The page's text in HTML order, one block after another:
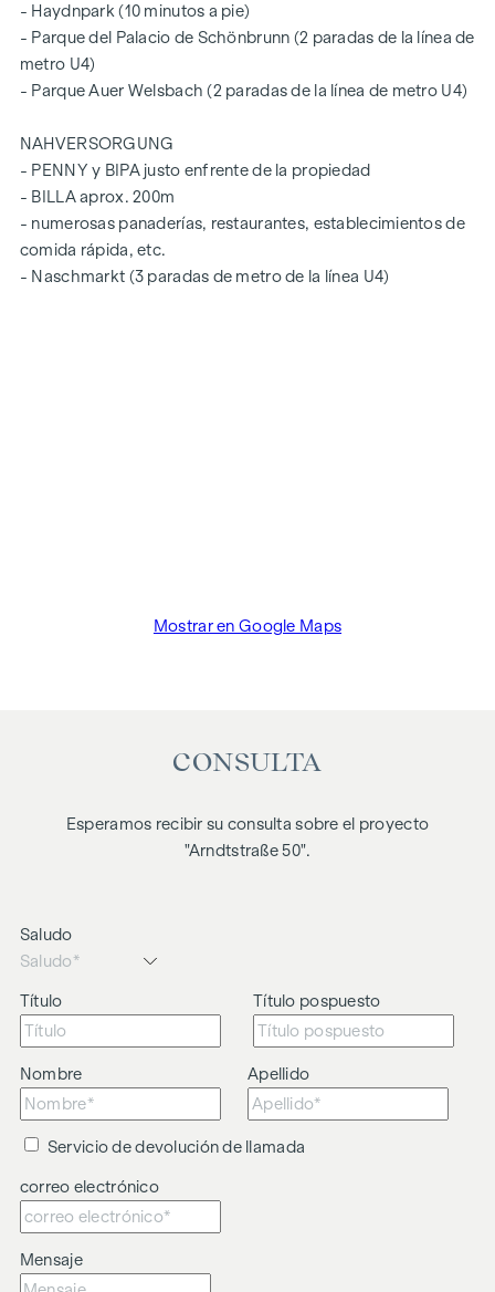
- Haydnpark (10 minutos a pie)
- Parque del Palacio de Schönbrunn (2 paradas de la línea de
metro U4)
- Parque Auer Welsbach (2 paradas de la línea de metro U4)
NAHVERSORGUNG
- PENNY y BIPA justo enfrente de la propiedad
- BILLA aprox. 200m
- numerosas panaderías, restaurantes, establecimientos de
comida rápida, etc.
- Naschmarkt (3 paradas de metro de la línea U4)
Mostrar en Google Maps
CONSULTA
Esperamos recibir su consulta sobre el proyecto
"Arndtstraße 50".
Saludo
Título Título pospuesto
Nombre Apellido
Servicio de devolución de llamada
correo electrónico
Mensaje